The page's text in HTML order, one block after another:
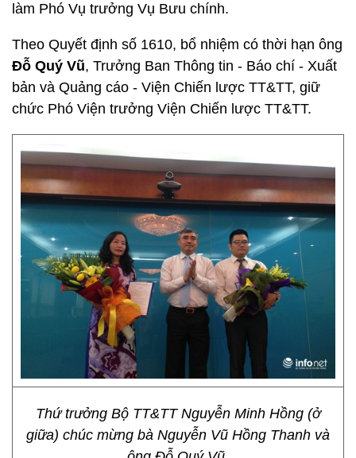
làm Phó Vụ trưởng Vụ Bưu chính.
Theo Quyết định số 1610, bổ nhiệm có thời hạn ông
Đỗ Quý Vũ, Trưởng Ban Thông tin - Báo chí - Xuất
bản và Quảng cáo - Viện Chiến lược TT&TT, giữ
chức Phó Viện trưởng Viện Chiến lược TT&TT.
Thứ trưởng Bộ TT&TT Nguyễn Minh Hồng (ở
giữa) chúc mừng bà Nguyễn Vũ Hồng Thanh và